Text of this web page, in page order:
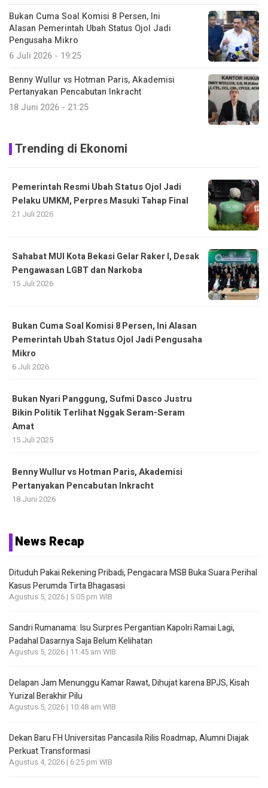
Bukan Cuma Soal Komisi 8 Persen, Ini
Alasan Pemerintah Ubah Status Ojol Jadi
Pengusaha Mikro
6 Juli 2026 - 19:25
Benny Wullur vs Hotman Paris, Akademisi
Pertanyakan Pencabutan Inkracht
18 Juni 2026 - 21:25
Trending di Ekonomi
Pemerintah Resmi Ubah Status Ojol Jadi
Pelaku UMKM, Perpres Masuki Tahap Final
21 Juli 2026
Sahabat MUI Kota Bekasi Gelar Raker I, Desak
Pengawasan LGBT dan Narkoba
15 Juli 2026
Bukan Cuma Soal Komisi 8 Persen, Ini Alasan
Pemerintah Ubah Status Ojol Jadi Pengusaha
Mikro
6 Juli 2026
Bukan Nyari Panggung, Sufmi Dasco Justru
Bikin Politik Terlihat Nggak Seram-Seram
Amat
15 Juli 2025
Benny Wullur vs Hotman Paris, Akademisi
Pertanyakan Pencabutan Inkracht
18 Juni 2026
News Recap
Dituduh Pakai Rekening Pribadi, Pengacara MSB Buka Suara Perihal
Kasus Perumda Tirta Bhagasasi
Agustus 5, 2026 | 5:05 pm WIB
Sandri Rumanama: Isu Surpres Pergantian Kapolri Ramai Lagi,
Padahal Dasarnya Saja Belum Kelihatan
Agustus 5, 2026 | 11:45 am WIB
Delapan Jam Menunggu Kamar Rawat, Dihujat karena BPJS, Kisah
Yurizal Berakhir Pilu
Agustus 5, 2026 | 10:48 am WIB
Dekan Baru FH Universitas Pancasila Rilis Roadmap, Alumni Diajak
Perkuat Transformasi
Agustus 4, 2026 | 6:25 pm WIB